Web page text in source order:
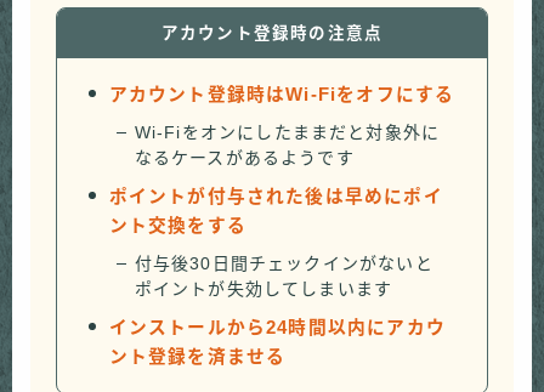
アカウント登録時の注意点
アカウント登録時はWi-Fiをオフにする
Wi-Fiをオンにしたままだと対象外に
なるケースがあるようです
ポイントが付与された後は早めにポイ
ント交換をする
付与後30日間チェックインがないと
ポイントが失効してしまいます
インストールから24時間以内にアカウ
ント登録を済ませる